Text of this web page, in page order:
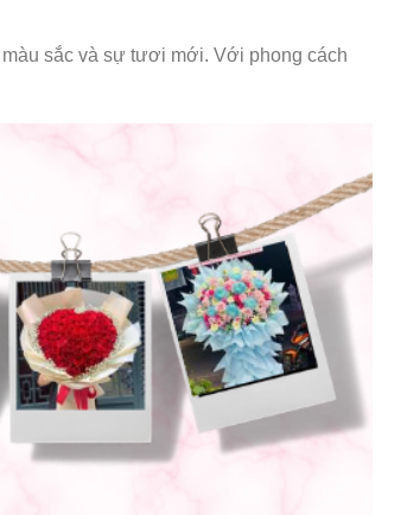
sắc và sự tươi mới. Với phong cách